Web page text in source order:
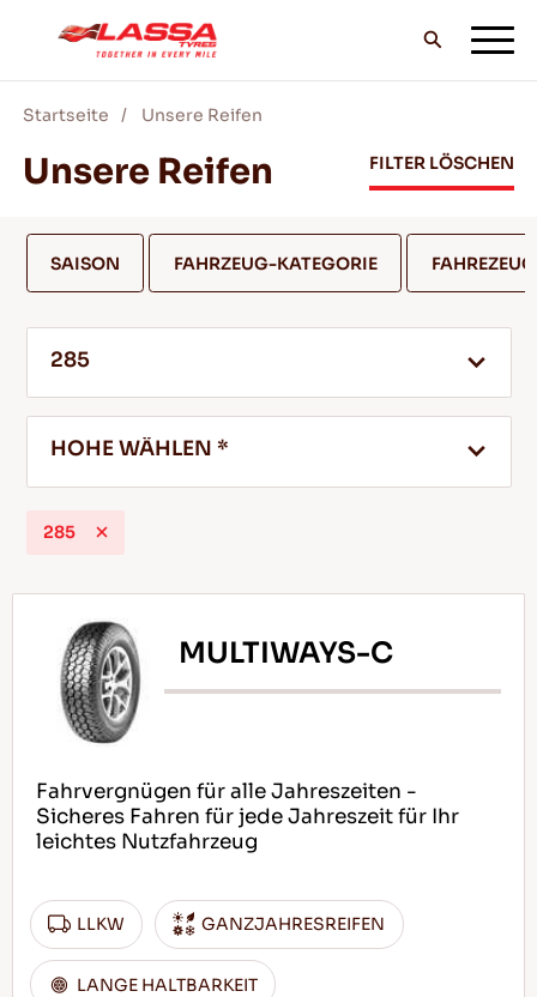
ALLE LASSA REIFEN
BLOG & VIDEOS
GEH MIT LASSA!
SERVICE & HILFE
WEITERLESEN
Startseite Unsere Reifen
Unsere Reifen FILTER LÖSCHEN
SAISON FAHRZEUG-KATEGORIE
285
HOHE WÄHLEN *
285
MULTIWAYS-C
Fahrvergnügen für alle Jahreszeiten -
Sicheres Fahren für jede Jahreszeit für Ihr
leichtes Nutzfahrzeug
LLKW GANZJAHRESREIFEN
LANGE HALTBARKEIT